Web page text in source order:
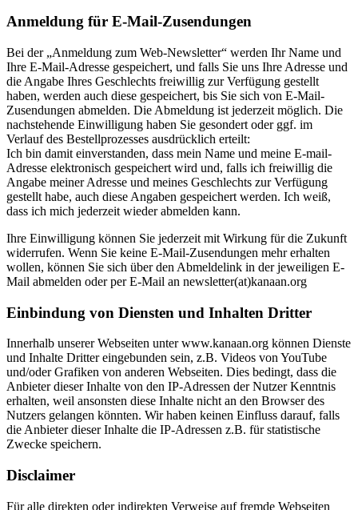
Anmeldung für E-Mail-Zusendungen
Bei der „Anmeldung zum Web-Newsletter“ werden Ihr Name und
Ihre E-Mail-Adresse gespeichert, und falls Sie uns Ihre Adresse und
die Angabe Ihres Geschlechts freiwillig zur Verfügung gestellt
haben, werden auch diese gespeichert, bis Sie sich von E-Mail-
Zusendungen abmelden. Die Abmeldung ist jederzeit möglich. Die
nachstehende Einwilligung haben Sie gesondert oder ggf. im
Verlauf des Bestellprozesses ausdrücklich erteilt:
Ich bin damit einverstanden, dass mein Name und meine E-mail-
Adresse elektronisch gespeichert wird und, falls ich freiwillig die
Angabe meiner Adresse und meines Geschlechts zur Verfügung
gestellt habe, auch diese Angaben gespeichert werden. Ich weiß,
dass ich mich jederzeit wieder abmelden kann.
Ihre Einwilligung können Sie jederzeit mit Wirkung für die Zukunft
widerrufen. Wenn Sie keine E-Mail-Zusendungen mehr erhalten
wollen, können Sie sich über den Abmeldelink in der jeweiligen E-
Mail abmelden oder per E-Mail an newsletter(at)kanaan.org
Einbindung von Diensten und Inhalten Dritter
Innerhalb unserer Webseiten unter www.kanaan.org können Dienste
und Inhalte Dritter eingebunden sein, z.B. Videos von YouTube
und/oder Grafiken von anderen Webseiten. Dies bedingt, dass die
Anbieter dieser Inhalte von den IP-Adressen der Nutzer Kenntnis
erhalten, weil ansonsten diese Inhalte nicht an den Browser des
Nutzers gelangen könnten. Wir haben keinen Einfluss darauf, falls
die Anbieter dieser Inhalte die IP-Adressen z.B. für statistische
Zwecke speichern.
Disclaimer
Für alle direkten oder indirekten Verweise auf fremde Webseiten